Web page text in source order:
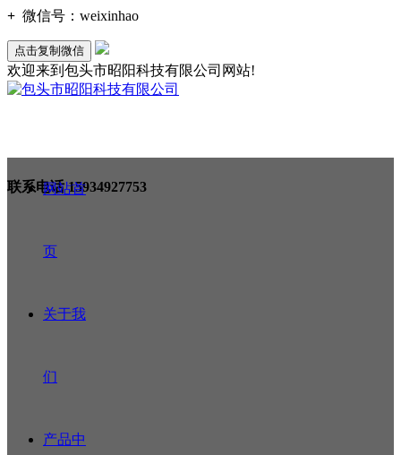
+ 微信号： weixinhao
点击复制微信
欢迎来到包头市昭阳科技有限公司网站!
联系电话15934927753
网站首
页
关于我
们
产品中